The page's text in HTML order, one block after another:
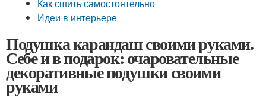
Как сшить самостоятельно
Идеи в интерьере
Подушка карандаш своими руками.
Себе и в подарок: очаровательные
декоративные подушки своими
руками